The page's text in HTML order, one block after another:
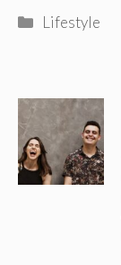
Catégories
Lifestyle